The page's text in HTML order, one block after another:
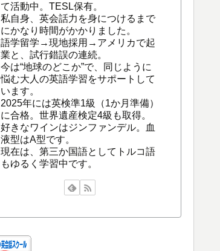
て活動中。TESL保有。
私自身、英会話力を身につけるまで
にかなり時間がかかりました。
語学留学→現地採用→アメリカで起
業と、試行錯誤の連続。
今は“地球のどこか”で、同じように
悩む大人の英語学習をサポートして
います。
2025年には英検準1級（1か月準備）
に合格。世界遺産検定4級も取得。
好きなワインはジンファンデル。血
液型はA型です。
現在は、第三か国語としてトルコ語
もゆるく学習中です。